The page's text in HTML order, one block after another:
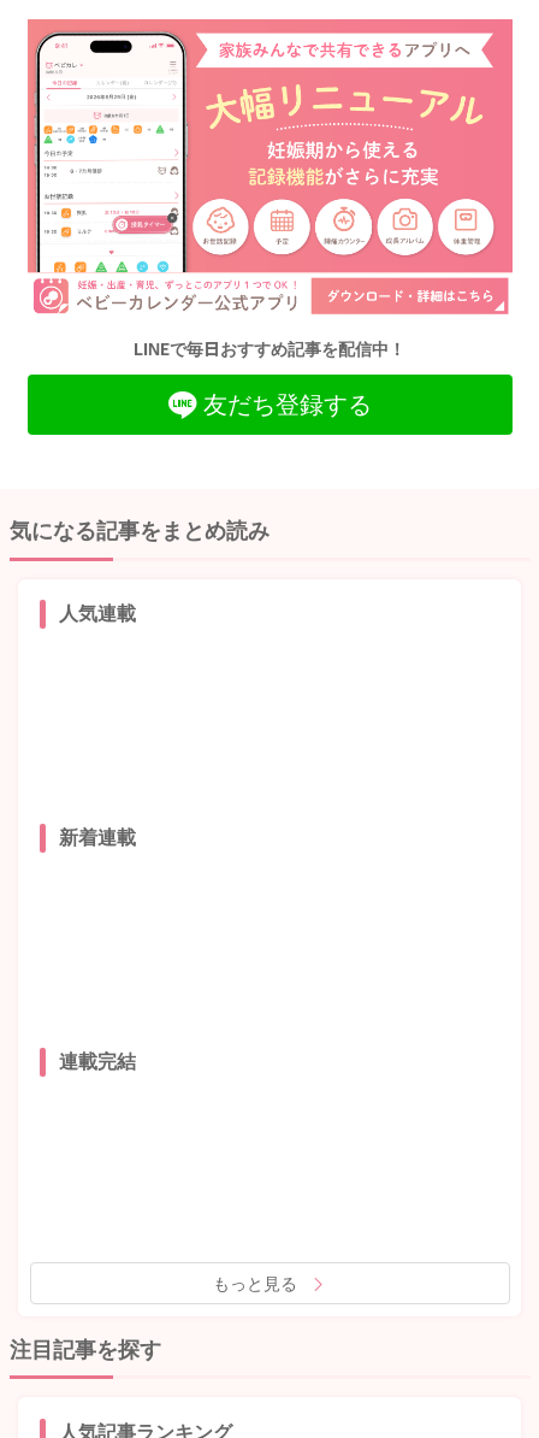
LINEで毎日おすすめ記事を配信中！
友だち登録する
気になる記事をまとめ読み
人気連載
新着連載
連載完結
もっと見る
注目記事を探す
人気記事ランキング